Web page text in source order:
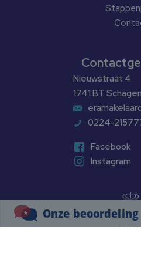
Nieuwstraat 4
1741 BT Schagen
0224-
Facebook
Instagram